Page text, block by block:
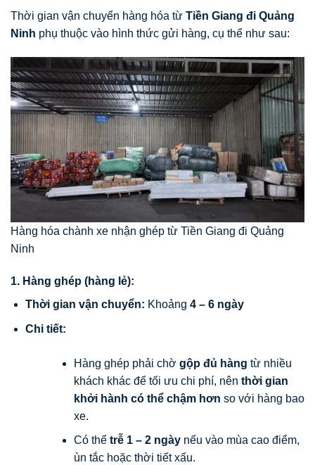
Thời gian vận chuyển hàng hóa từ Tiền Giang đi Quảng
Ninh phụ thuộc vào hình thức gửi hàng, cụ thể như sau:
Hàng hóa chành xe nhận ghép từ Tiền Giang đi Quảng
Ninh
1. Hàng ghép (hàng lẻ):
Thời gian vận chuyển: Khoảng 4 – 6 ngày
Chi tiết:
Hàng ghép phải chờ gộp đủ hàng từ nhiều
khách khác để tối ưu chi phí, nên thời gian
khởi hành có thể chậm hơn so với hàng bao
xe.
Có thể trễ 1 – 2 ngàynếu vào mùa cao điểm,
ùn tắc hoặc thời tiết xấu.